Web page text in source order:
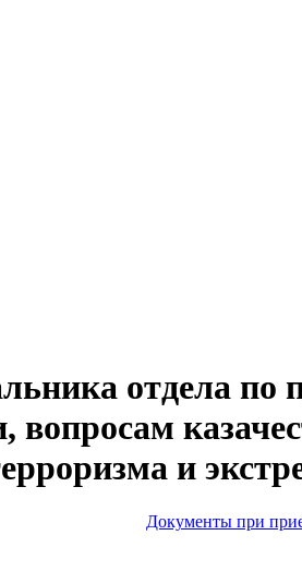
отдела по
вопросам
и
Документы при